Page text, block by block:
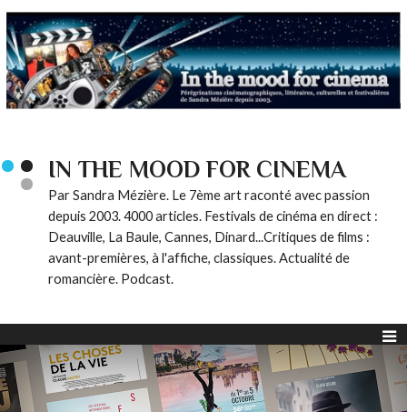
IN THE MOOD FOR CINEMA
Par Sandra Mézière. Le 7ème art raconté avec passion
depuis 2003. 4000 articles. Festivals de cinéma en direct :
Deauville, La Baule, Cannes, Dinard...Critiques de films :
avant-premières, à l'affiche, classiques. Actualité de
romancière. Podcast.